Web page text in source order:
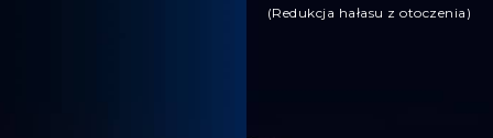
(Redukcja hałasu z otoczenia)